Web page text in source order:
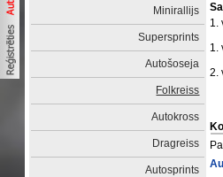
Minirallijs
Supersprints
Autošoseja
Folkreiss
Autokross
Dragreiss
Autosprints
1.
1.
2.